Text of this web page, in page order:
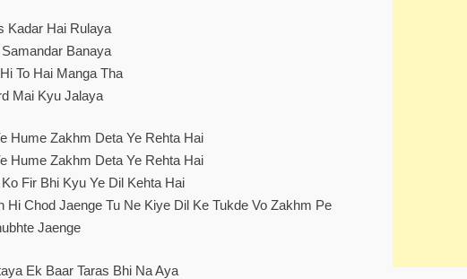
Kadar Hai Rulaya
Banaya
To Hai Manga Tha
Mai Kyu Jalaya
Hume Zakhm Deta Ye Rehta Hai
Hume Zakhm Deta Ye Rehta Hai
Fir Bhi Kyu Ye Dil Kehta Hai
Chod Jaenge Tu Ne Kiye Dil Ke Tukde Vo Zakhm Pe
Jaenge
Ek Baar Taras Bhi Na Aya